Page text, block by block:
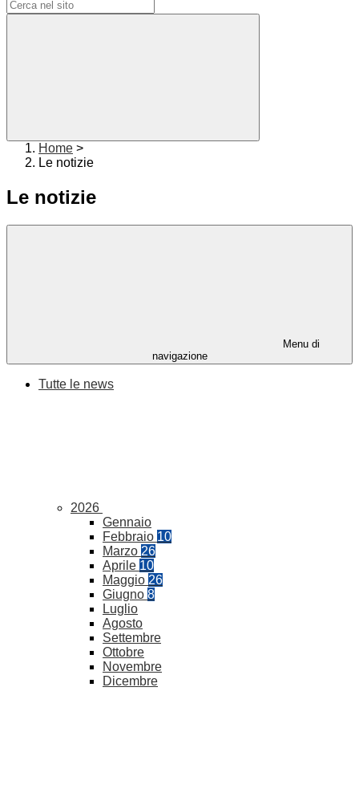
Home >
Le notizie
Le notizie
Menu di
navigazione
Tutte le news
2026
Gennaio
Febbraio 10
Marzo 26
Aprile 10
Maggio 26
Giugno 8
Luglio
Agosto
Settembre
Ottobre
Novembre
Dicembre